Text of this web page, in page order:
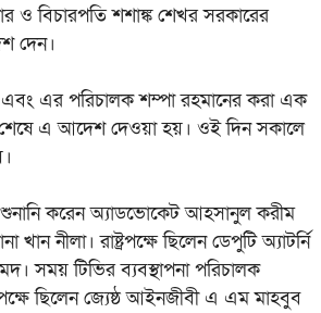
ও বিচারপতি শশাঙ্ক শেখর সরকারের
দেন।
এবং এর পরিচালক শম্পা রহমানের করা এক
শেষে এ আদেশ দেওয়া হয়। ওই দিন সকালে
করেন অ্যাডভোকেট আহসানুল করীম
নীলা। রাষ্ট্রপক্ষে ছিলেন ডেপুটি অ্যাটর্নি
সময় টিভির ব্যবস্থাপনা পরিচালক
ছিলেন জ্যেষ্ঠ আইনজীবী এ এম মাহবুব